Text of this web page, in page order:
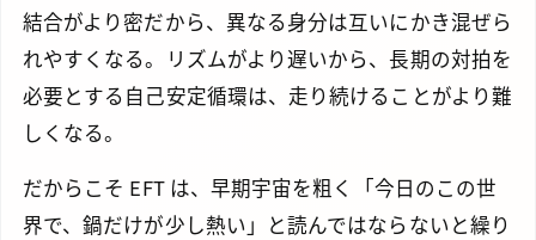
結合がより密だから、異なる身分は互いにかき混ぜら
れやすくなる。リズムがより遅いから、長期の対拍を
必要とする自己安定循環は、走り続けることがより難
しくなる。
だからこそ EFT は、早期宇宙を粗く「今日のこの世
界で、鍋だけが少し熱い」と読んではならないと繰り